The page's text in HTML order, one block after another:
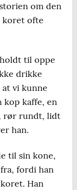
om den
koret ofte
til oppe
drikke
vi kunne
kop kaffe, en
rør rundt, lidt
han.
til sin kone,
fordi han
Han